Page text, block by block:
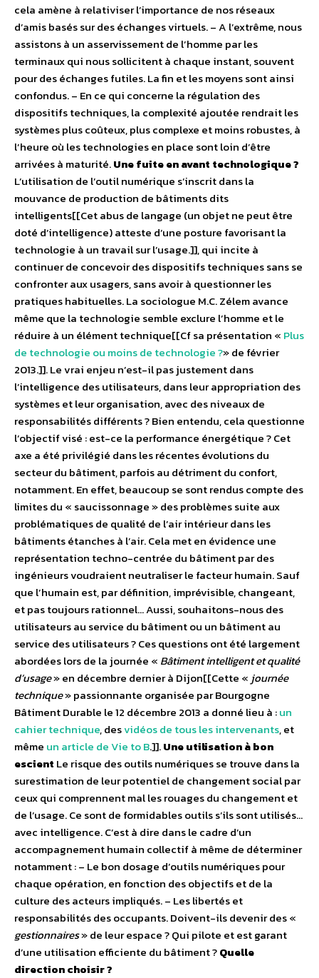
cela amène à relativiser l’importance de nos réseaux
d’amis basés sur des échanges virtuels. – A l’extrême, nous
assistons à un asservissement de l’homme par les
terminaux qui nous sollicitent à chaque instant, souvent
pour des échanges futiles. La fin et les moyens sont ainsi
confondus. – En ce qui concerne la régulation des
dispositifs techniques, la complexité ajoutée rendrait les
systèmes plus coûteux, plus complexe et moins robustes, à
l’heure où les technologies en place sont loin d’être
arrivées à maturité.Une fuite en avant technologique ?
L’utilisation de l’outil numérique s’inscrit dans la
mouvance de production de bâtiments dits
intelligents[[Cet abus de langage (un objet ne peut être
doté d’intelligence) atteste d’une posture favorisant la
technologie à un travail sur l’usage.]], qui incite à
continuer de concevoir des dispositifs techniques sans se
confronter aux usagers, sans avoir à questionner les
pratiques habituelles. La sociologue M.C. Zélem avance
même que la technologie semble exclure l’homme et le
réduire à un élément technique[[Cf sa présentation « Plus
de technologie ou moins de technologie ?» de février
2013.]]. Le vrai enjeu n’est-il pas justement dans
l’intelligence des utilisateurs, dans leur appropriation des
systèmes et leur organisation, avec des niveaux de
responsabilités différents ? Bien entendu, cela questionne
l’objectif visé : est-ce la performance énergétique ? Cet
axe a été privilégié dans les récentes évolutions du
secteur du bâtiment, parfois au détriment du confort,
notamment. En effet, beaucoup se sont rendus compte des
limites du « saucissonnage » des problèmes suite aux
problématiques de qualité de l’air intérieur dans les
bâtiments étanches à l’air. Cela met en évidence une
représentation techno-centrée du bâtiment par des
ingénieurs voudraient neutraliser le facteur humain. Sauf
que l’humain est, par définition, imprévisible, changeant,
et pas toujours rationnel… Aussi, souhaitons-nous des
utilisateurs au service du bâtiment ou un bâtiment au
service des utilisateurs ? Ces questions ont été largement
abordées lors de la journée « Bâtiment intelligent et qualité
d’usage» en décembre dernier à Dijon[[Cette « journée
technique» passionnante organisée par Bourgogne
Bâtiment Durable le 12 décembre 2013 a donné lieu à :un
cahier technique, desvidéos de tous les intervenants, et
même un article de Vie to B.]].Une utilisation à bon
escient Le risque des outils numériques se trouve dans la
surestimation de leur potentiel de changement social par
ceux qui comprennent mal les rouages du changement et
de l’usage. Ce sont de formidables outils s’ils sont utilisés…
avec intelligence. C’est à dire dans le cadre d’un
accompagnement humain collectif à même de déterminer
notamment : – Le bon dosage d’outils numériques pour
chaque opération, en fonction des objectifs et de la
culture des acteurs impliqués. – Les libertés et
responsabilités des occupants. Doivent-ils devenir des «
gestionnaires» de leur espace ? Qui pilote et est garant
d’une utilisation efficiente du bâtiment ?Quelle
direction choisir ?